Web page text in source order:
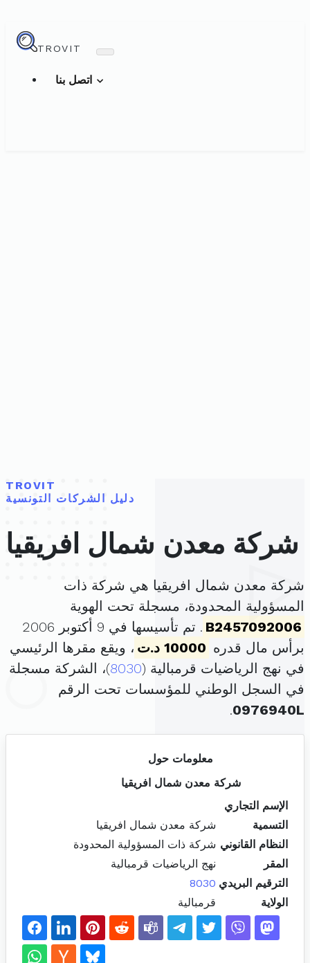
TROVIT
TROVIT
دليل الشركات التونسية
شركة معدن شمال افريقيا
شركة معدن شمال افريقيا هي شركة ذات
المسؤولية المحدودة، مسجلة تحت الهوية
B2457092006
. تم تأسيسها في 9 أكتوبر 2006
برأس مال قدره 10000 د.ت
، ويقع مقرها الرئيسي
في نهج الرياضيات قرمبالية (8030)، الشركة مسجلة
في السجل الوطني للمؤسسات تحت الرقم
0976940L
.
معلومات حول
شركة معدن شمال افريقيا
الإسم التجاري
التسمية
شركة معدن شمال افريقيا
النظام القانوني شركة ذات المسؤولية المحدودة
المقر
نهج الرياضيات قرمبالية
الترقيم البريدي 8030
الولاية
قرمبالية